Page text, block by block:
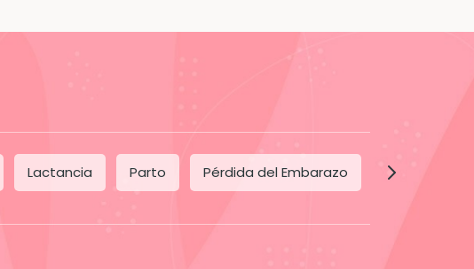
Lactancia Parto Pérdida del Embarazo Posparto